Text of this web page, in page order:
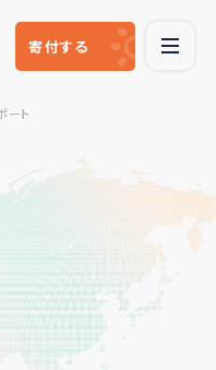
寄付する
ート